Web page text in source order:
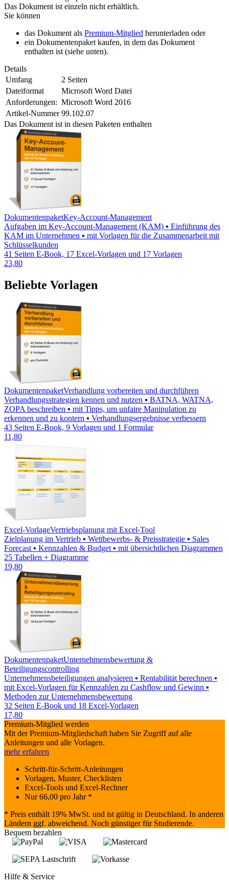
Das Dokument ist einzeln nicht erhältlich.
Sie können
das Dokument als Premium-Mitglied herunterladen oder
ein Dokumentenpaket kaufen, in dem das Dokument
enthalten ist (siehe unten).
Details
Umfang
2 Seiten
Dateiformat
Microsoft Word Datei
Anforderungen: Microsoft Word 2016
Artikel-Nummer 99.102.07
Das Dokument ist in diesen Paketen enthalten
DokumentenpaketKey-Account-Management
Aufgaben im Key-Account-Management (KAM) ▪ Einführung des
KAM im Unternehmen ▪ mit Vorlagen für die Zusammenarbeit mit
Schlüsselkunden
41 Seiten E-Book, 17 Excel-Vorlagen und 17 Vorlagen
23,80
Beliebte Vorlagen
DokumentenpaketVerhandlung vorbereiten und durchführen
Verhandlungsstrategien kennen und nutzen ▪ BATNA, WATNA,
ZOPA beschreiben ▪ mit Tipps, um unfaire Manipulation zu
erkennen und zu kontern ▪ Verhandlungsergebnisse verbessern
43 Seiten E-Book, 9 Vorlagen und 1 Formular
11,80
Excel-VorlageVertriebsplanung mit Excel-Tool
Zielplanung im Vertrieb ▪ Wettbewerbs- & Preisstrategie ▪ Sales
Forecast ▪ Kennzahlen & Budget ▪ mit übersichtlichen Diagrammen
25 Tabellen + Diagramme
19,80
DokumentenpaketUnternehmensbewertung &
Beteiligungscontrolling
Unternehmensbeteiligungen analysieren ▪ Rentabilität berechnen ▪
mit Excel-Vorlagen für Kennzahlen zu Cashflow und Gewinn ▪
Methoden zur Unternehmensbewertung
32 Seiten E-Book und 18 Excel-Vorlagen
17,80
Premium-Mitglied werden
Mit der Premium-Mitgliedschaft haben Sie Zugriff auf alle
Anleitungen und alle Vorlagen.
mehr erfahren
Schritt-für-Schritt-Anleitungen
Vorlagen, Muster, Checklisten
Excel-Tools und Excel-Rechner
Nur66,00 pro Jahr *
* Preis enthält 19% MwSt. und ist gültig in Deutschland. In anderen
Ländern ggf. abweichend. Noch günstiger für Studierende.
Bequem bezahlen
Hilfe & Service